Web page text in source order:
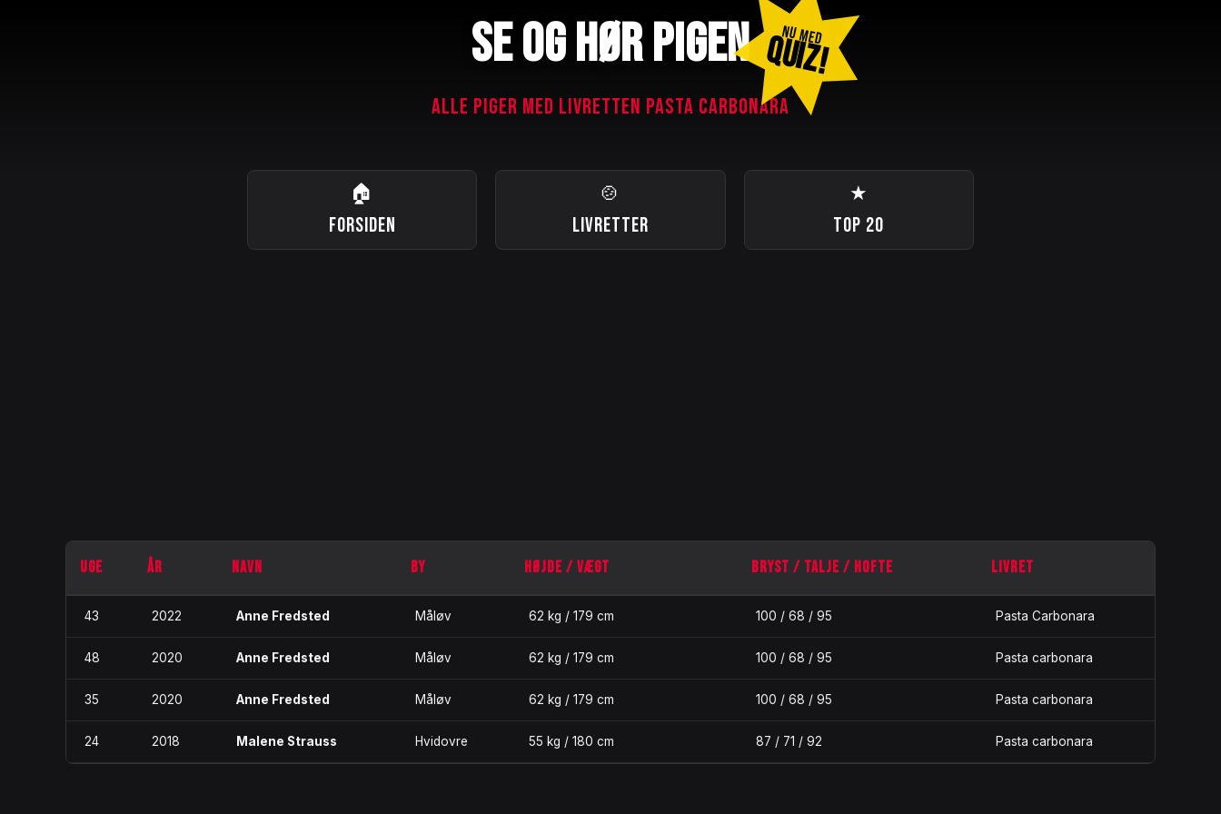
SE OG HØR PIGEN NU MED
QUIZ!
ALLE PIGER MED LIVRETTEN PASTA CARBONARA
🏠
FORSIDEN
🍲
LIVRETTER
★
TOP 20
UGE ÅR NAVN BY HØJDE / VÆGT BRYST / TALJE / HOFTE LIVRET
43 2022 Anne Fredsted Måløv 62 kg / 179 cm 100 / 68 / 95 Pasta Carbonara
48 2020 Anne Fredsted Måløv 62 kg / 179 cm 100 / 68 / 95 Pasta carbonara
35 2020 Anne Fredsted Måløv 62 kg / 179 cm 100 / 68 / 95 Pasta carbonara
24 2018 Malene Strauss Hvidovre 55 kg / 180 cm 87 / 71 / 92 Pasta carbonara